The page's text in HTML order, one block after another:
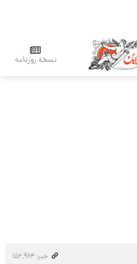
نسخه روزنامه
خبر: ۱۵۲٬۹۶۴